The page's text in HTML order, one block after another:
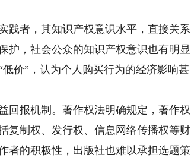
者，其知识产权意识水平，直接关系
护，社会公众的知识产权意识也有明显
价”，认为个人购买行为的经济影响甚
报机制。著作权法明确规定，著作权
复制权、发行权、信息网络传播权等财
者的积极性，出版社也难以承担选题策